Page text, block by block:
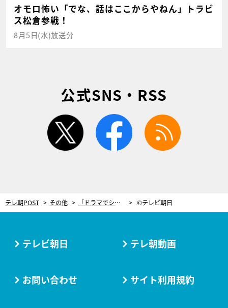
オモロ怖い「でな、話はここからやねん」トラビ
ス松倉参戦！
8月5日(水)放送分
公式SNS・RSS
twitter facebook
テレ朝POST その他 「ドラマでシックスパックを…」古川雄輝、“見せる筋肉”作りに奮闘中！【重要参考人探偵】 ©テレビ朝日
テレビ朝日 テレ朝動画
お問い合わせ サイト利用規約